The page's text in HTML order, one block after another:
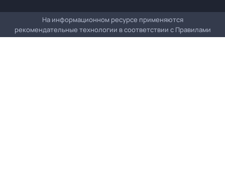
На информационном ресурсе применяются
рекомендательные технологии в соответствии с Правилами